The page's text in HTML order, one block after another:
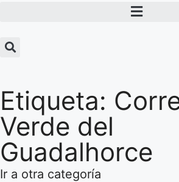
Etiqueta:
Verde del
Guadalhorce
Ir a otra categoría